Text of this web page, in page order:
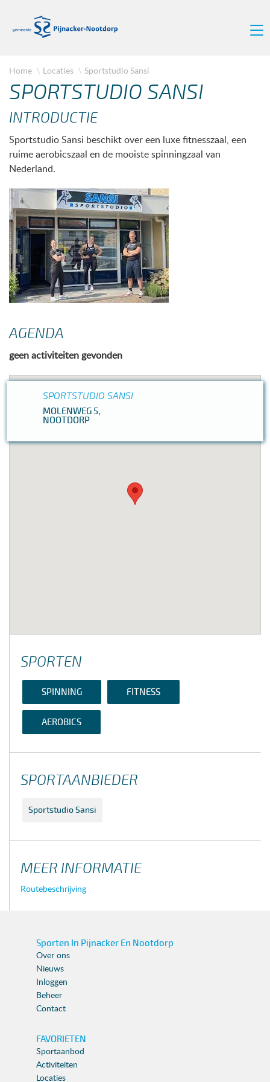
Home Locaties Sportstudio Sansi
SPORTSTUDIO SANSI
INTRODUCTIE
Sportstudio Sansi beschikt over een luxe fitnesszaal, een
ruime aerobicszaal en de mooiste spinningzaal van
Nederland.
AGENDA
geen activiteiten gevonden
SPORTSTUDIO SANSI
MOLENWEG 5,
NOOTDORP
SPORTEN
SPINNING FITNESS
AEROBICS
SPORTAANBIEDER
Sportstudio Sansi
MEER INFORMATIE
Routebeschrijving
Sporten In Pijnacker En Nootdorp
Over ons
Nieuws
Inloggen
Beheer
Contact
FAVORIETEN
Sportaanbod
Activiteiten
Locaties